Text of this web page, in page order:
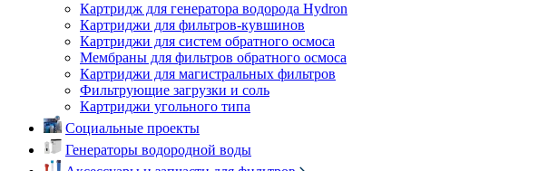
Картридж для генератора водорода Hydron
Картриджи для фильтров-кувшинов
Картриджи для систем обратного осмоса
Мембраны для фильтров обратного осмоса
Картриджи для магистральных фильтров
Фильтрующие загрузки и соль
Картриджи угольного типа
Социальные проекты
Генераторы водородной воды